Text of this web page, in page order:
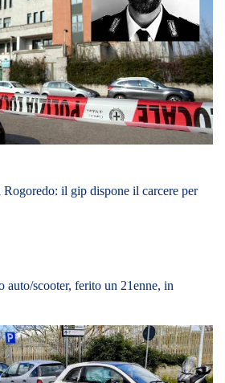
il gip dispone il carcere per
auto/scooter, ferito un 21enne, in